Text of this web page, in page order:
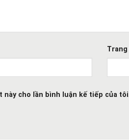
Trang
cho lần bình luận kế tiếp của